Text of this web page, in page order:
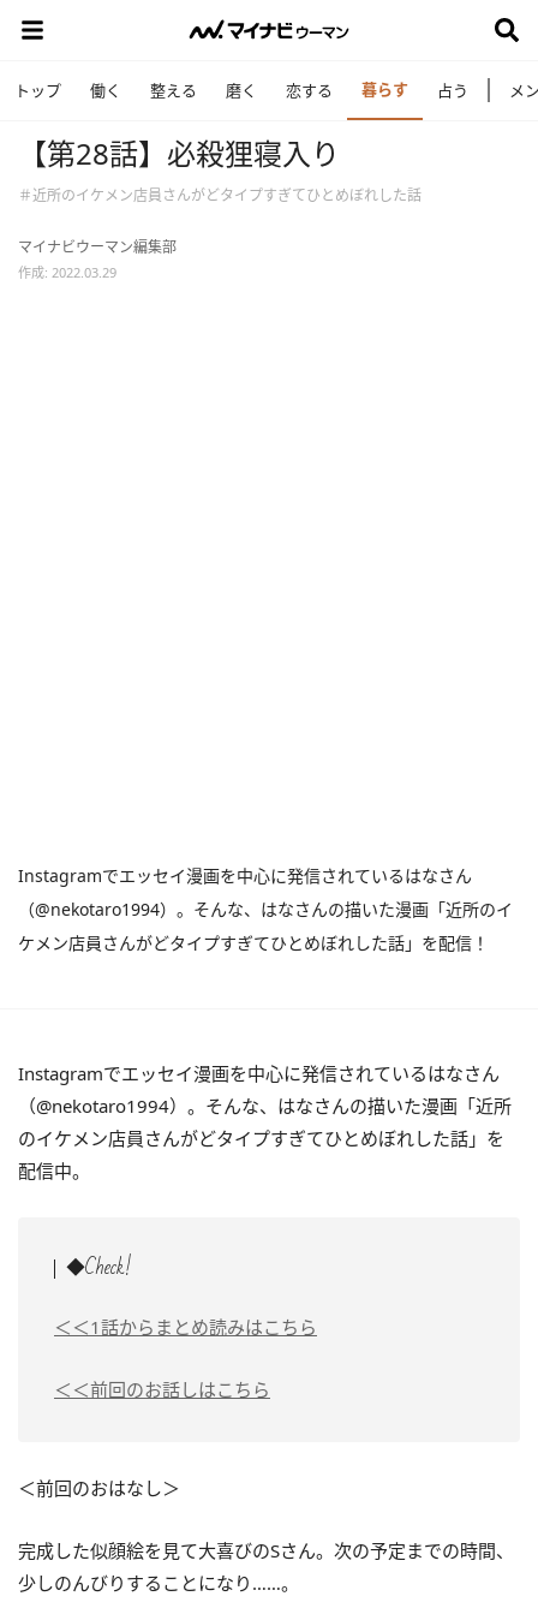
トップ 働く 整える 磨く 恋する 暮らす 占う メ
【第28話】必殺狸寝入り
＃近所のイケメン店員さんがどタイプすぎてひとめぼれした話
マイナビウーマン編集部
作成: 2022.03.29
Instagramでエッセイ漫画を中心に発信されているはなさん
（@nekotaro1994）。そんな、はなさんの描いた漫画「近所のイ
ケメン店員さんがどタイプすぎてひとめぼれした話」を配信！
Instagramでエッセイ漫画を中心に発信されているはなさん
（@nekotaro1994）。そんな、はなさんの描いた漫画「近所
のイケメン店員さんがどタイプすぎてひとめぼれした話」を
配信中。
◆Check!
＜＜1話からまとめ読みはこちら
＜＜前回のお話しはこちら
＜前回のおはなし＞
完成した似顔絵を見て大喜びのSさん。次の予定までの時間、
少しのんびりすることになり……。